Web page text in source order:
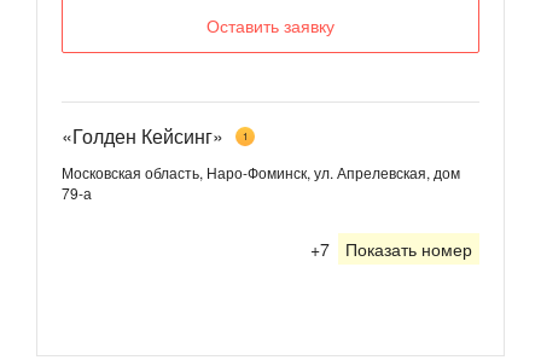
Оставить заявку
«Голден Кейсинг» 1
Московская область, Наро-Фоминск, ул. Апрелевская, дом
79-а
+7 Показать номер